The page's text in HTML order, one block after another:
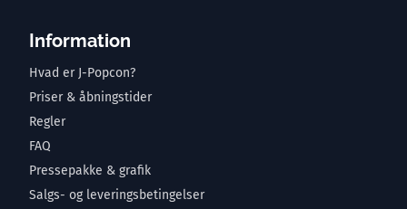
Information
Hvad er J-Popcon?
Priser & åbningstider
Regler
FAQ
Pressepakke & grafik
Salgs- og leveringsbetingelser